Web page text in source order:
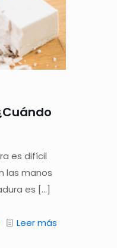
es difícil
las manos
es […]
Leer más